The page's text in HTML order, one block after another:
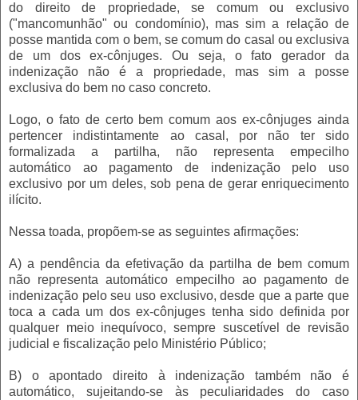
do direito de propriedade, se comum ou exclusivo
("mancomunhão" ou condomínio), mas sim a relação de
posse mantida com o bem, se comum do casal ou exclusiva
de um dos ex-cônjuges. Ou seja, o fato gerador da
indenização não é a propriedade, mas sim a posse
exclusiva do bem no caso concreto.
Logo, o fato de certo bem comum aos ex-cônjuges ainda
pertencer indistintamente ao casal, por não ter sido
formalizada a partilha, não representa empecilho
automático ao pagamento de indenização pelo uso
exclusivo por um deles, sob pena de gerar enriquecimento
ilícito.
Nessa toada, propõem-se as seguintes afirmações:
A) a pendência da efetivação da partilha de bem comum
não representa automático empecilho ao pagamento de
indenização pelo seu uso exclusivo, desde que a parte que
toca a cada um dos ex-cônjuges tenha sido definida por
qualquer meio inequívoco, sempre suscetível de revisão
judicial e fiscalização pelo Ministério Público;
B) o apontado direito à indenização também não é
automático, sujeitando-se às peculiaridades do caso